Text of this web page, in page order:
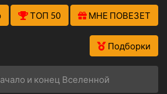
ТОП 50 МНЕ ПОВЕЗЕТ
Подборки
и конец Вселенной